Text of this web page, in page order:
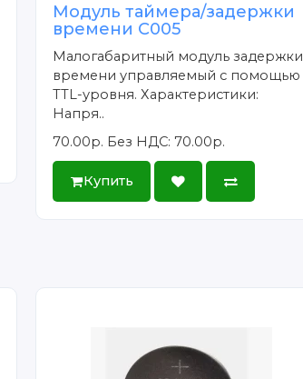
Модуль таймера/задержки
времени C005
Малогабаритный модуль задержки
времени управляемый с помощью
TTL-уровня. Характеристики:
Напря..
70.00р. Без НДС: 70.00р.
Купить